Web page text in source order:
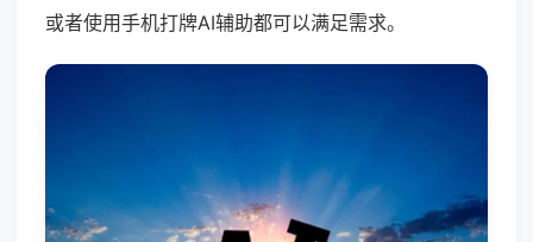
或者使用手机打牌AI辅助都可以满足需求。